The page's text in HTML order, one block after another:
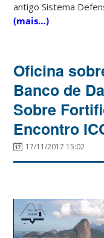
antigo Sistema
(mais…)
Oficina
Banco de
Sobre
Encontro
17/11/2017 15:02